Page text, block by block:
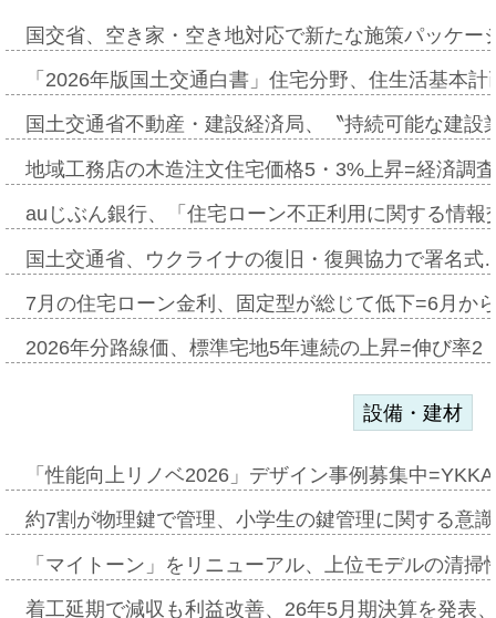
国交省、空き家・空き地対応で新たな施策パッケ
「2026年版国土交通白書」住宅分野、住生活基本
国土交通省不動産・建設経済局、〝持続可能な建
地域工務店の木造注文住宅価格5・3%上昇=経済調
auじぶん銀行、「住宅ローン不正利用に関する情
国土交通省、ウクライナの復旧・復興協力で署名
7月の住宅ローン金利、固定型が総じて低下=6月か
2026年分路線価、標準宅地5年連続の上昇=伸び率
設備・建材
「性能向上リノベ2026」デザイン事例募集中
約7割が物理鍵で管理、小学生の鍵管理に関する意
「マイトーン」をリニューアル、上位モデルの清
着工延期で減収も利益改善、26年5月期決算を発表